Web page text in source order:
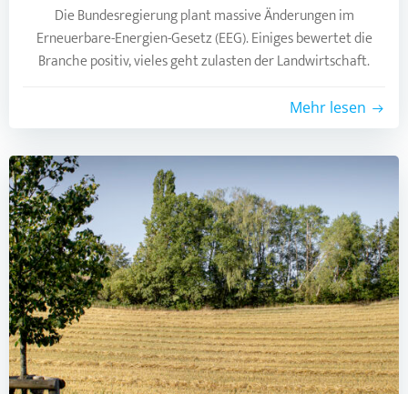
Die Bundesregierung plant massive Änderungen im
Erneuerbare-Energien-Gesetz (EEG). Einiges bewertet die
Branche positiv, vieles geht zulasten der Landwirtschaft.
Mehr lesen